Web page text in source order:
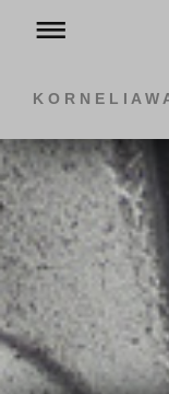
K O R N E L I A W